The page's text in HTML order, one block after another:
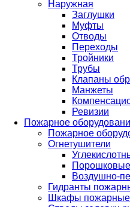
Наружная
Заглушки
Муфты
Отводы
Переходы
Тройники
Трубы
Клапаны
Манжеты
Ревизии
Пожарное
Пожарное
Огнетушители
Порошковые
Воздушно-
Гидранты
Шкафы пожарные